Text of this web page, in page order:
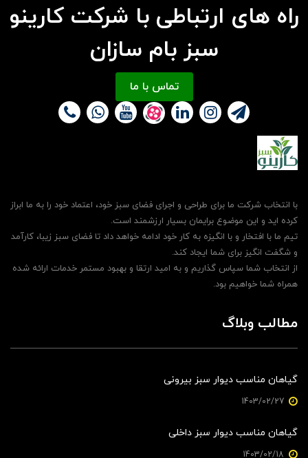
راه های ارتباطی با شرکت کارینو
سبز بام سازان
تماس با ما
با انتخاب شرکت ما برای طراحی و اجرای فضای سبز خود، اعتماد خود را به ما ابراز
کرده اید و این موضوع برایمان بسیار ارزشمند است.
تیم ما با افتخار و با انگیزه به کار خود ادامه خواهد داد تا فضای سبز زیبا، کارآمد
و شگفت انگیز برای شما ایجاد کند.
از انتخاب شما سپاس گذاریم و به امید ارتقا و بهبود مستمر خدمات ارائه شده
همراه شما خواهیم بود.
مطالب وبلاگ
گیاهان مناسب دیوار سبز بیرونی
گیاهان مناسب دیوار سبز داخلی